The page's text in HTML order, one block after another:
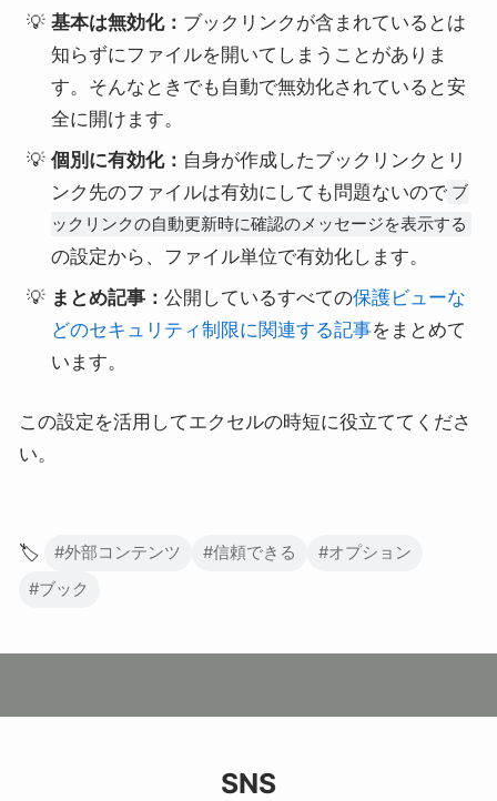
基本は無効化： ブックリンクが含まれているとは
知らずにファイルを開いてしまうことがありま
す。そんなときでも自動で無効化されていると安
全に開けます。
個別に有効化： 自身が作成したブックリンクとリ
ンク先のファイルは有効にしても問題ないので ブ
ックリンクの自動更新時に確認のメッセージを表示する
の設定から、ファイル単位で有効化します。
まとめ記事：公開しているすべての保護ビューな
どのセキュリティ制限に関連する記事をまとめて
います。
この設定を活用してエクセルの時短に役立ててくださ
い。
🏷️ #外部コンテンツ #信頼できる
#オプション
#ブック
SNS